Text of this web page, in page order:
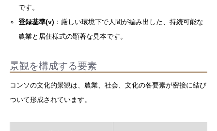
です。
登録基準(v) ：厳しい環境下で人間が編み出した、持続可能な
農業と居住様式の顕著な見本です。
景観を構成する要素
コンソの文化的景観は、農業、社会、文化の各要素が密接に結び
ついて形成されています。